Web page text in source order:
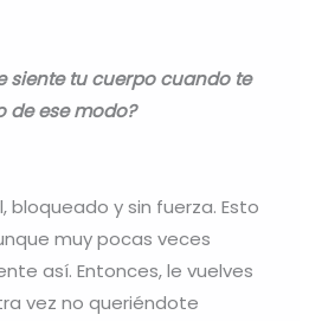
siente tu cuerpo cuando te
de ese modo?
bloqueado y sin fuerza. Esto
muy pocas veces
así. Entonces, le vuelves
vez no queriéndote